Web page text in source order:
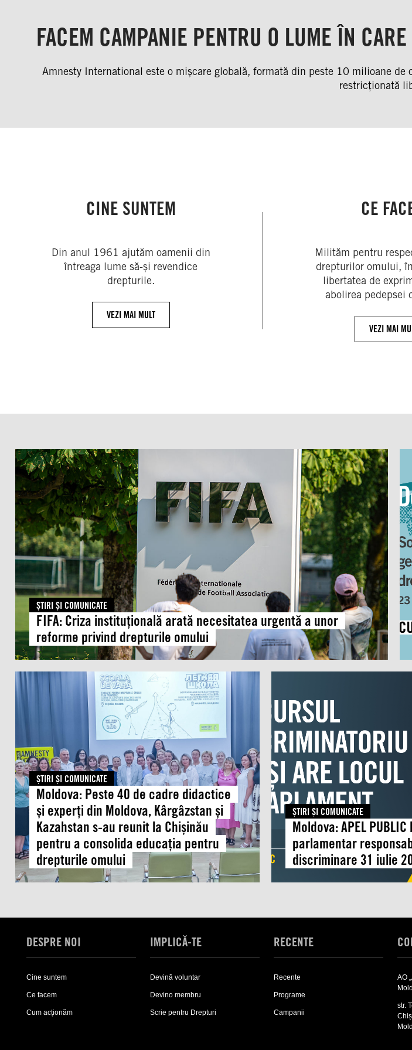
FACEM CAMPANIE PENTRU O LUME ÎN
Amnesty International este o mișcare globală, formată din peste 10 milioane
restricționată
CINE SUNTEM
Din anul 1961 ajutăm oamenii din
întreaga lume să-și revendice
drepturile.
VEZI MAI MULT
CE
Milităm pentru
drepturilor omului,
libertatea de
abolirea pedepsei
VEZI MAI
FIFA:
Criza
instituțională
arată
necesitatea
urgentă
a
unor
reforme
privind
drepturile
omuluiŞTIRI ŞI COMUNICATE
FIFA: Criza instituțională arată necesitatea urgentă a unor
reforme privind drepturile omului
de
în
de
Moldova:
Peste
didactice
și
experți
din
Moldova,
Kârgâzstan
și
Kazahstan
s-
au
Chișinău
consolida
educația
omului
ŞTIRI ŞI COMUNICATE
Moldova: Peste 40 de cadre didactice
și experți din Moldova, Kârgâzstan și
Kazahstan s-au reunit la Chișinău
pentru a consolida educația pentru
drepturile omului
PUBLIC
la
discurs
parlamentar
responsabil
și
lipsit
de
discriminare
iulie
2026
ŞTIRI ŞI COMUNICATE
Moldova: APEL
parlamentar
discriminare 31 iulie
DESPRE NOI
Cine suntem
Ce facem
Cum acționăm
IMPLICĂ-TE
Devină voluntar
Devino membru
Scrie pentru Drepturi
RECENTE
Recente
Programe
Campanii
AO
str.